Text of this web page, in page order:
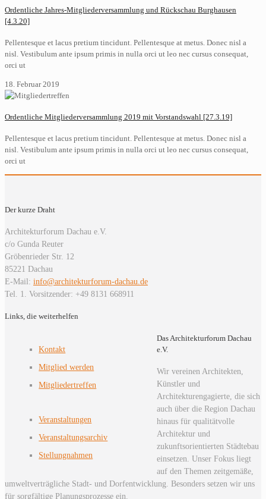
Ordentliche Jahres-Mitgliederversammlung und Rückschau Burghausen
[4.3.20]
Pellentesque et lacus pretium tincidunt. Pellentesque at metus. Donec nisl a
nisl. Vestibulum ante ipsum primis in nulla orci ut leo nec cursus consequat,
orci ut
18. Februar 2019
Ordentliche Mitgliederversammlung 2019 mit Vorstandswahl [27.3.19]
Pellentesque et lacus pretium tincidunt. Pellentesque at metus. Donec nisl a
nisl. Vestibulum ante ipsum primis in nulla orci ut leo nec cursus consequat,
orci ut
Der kurze Draht
Architekturforum Dachau e.V.
c/o Gunda Reuter
Gröbenrieder Str. 12
85221 Dachau
E-Mail: info@architekturforum-dachau.de
Tel. 1. Vorsitzender: +49 8131 668911
Links, die weiterhelfen
Kontakt
Mitglied werden
Mitgliedertreffen
Veranstaltungen
Veranstaltungsarchiv
Stellungnahmen
Das Architekturforum Dachau
e.V.
Wir vereinen Architekten,
Künstler und
Architekturengagierte, die sich
auch über die Region Dachau
hinaus für qualitätvolle
Architektur und
zukunftsorientierten Städtebau
einsetzen. Unser Fokus liegt
auf den Themen zeitgemäße,
umweltverträgliche Stadt- und Dorfentwicklung. Besonders setzen wir uns
für sorgfältige Planungsprozesse ein.